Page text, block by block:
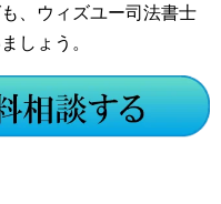
、ウィズユー司法書士
しょう。